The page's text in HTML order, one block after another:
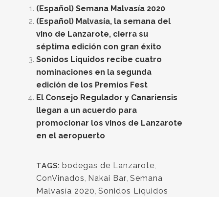
(Español) Semana Malvasía 2020
(Español) Malvasía, la semana del
vino de Lanzarote, cierra su
séptima edición con gran éxito
Sonidos Líquidos recibe cuatro
nominaciones en la segunda
edición de los Premios Fest
El Consejo Regulador y Canariensis
llegan a un acuerdo para
promocionar los vinos de Lanzarote
en el aeropuerto
TAGS: bodegas de Lanzarote
ConVinados Nakai Bar Semana
Malvasía 2020 Sonidos Líquidos